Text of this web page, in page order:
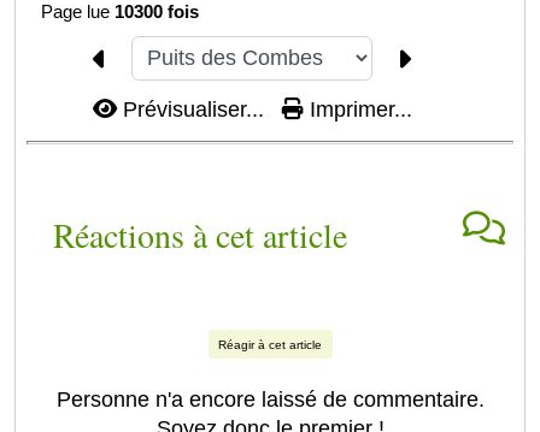
Page lue 10300 fois
Prévisualiser... Imprimer...
Réactions à cet article
Réagir à cet article
Personne n'a encore laissé de commentaire.